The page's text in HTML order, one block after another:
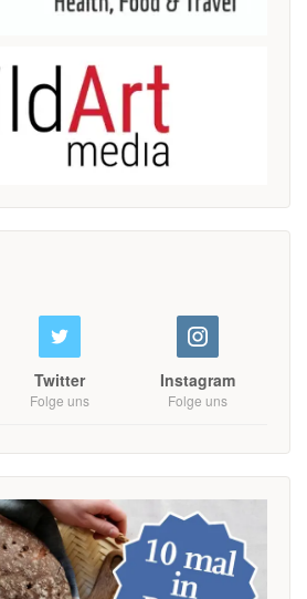
Twitter
Folge uns
Instagram
Folge uns